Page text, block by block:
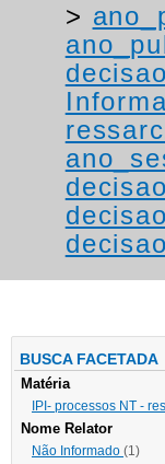
>
BUSCA FACETADA
Matéria
IPI- processos NT -
Nome Relator
Não Informado (1)